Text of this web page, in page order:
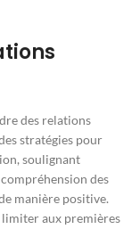
des relations
stratégies pour
soulignant
des
manière positive.
limiter aux premières